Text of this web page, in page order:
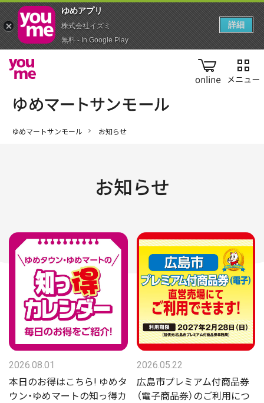
online
ゆめマートサンモール お知らせ
お知らせ
2026.08.01
本日のお得はこちら! ゆめタ
ウン・ゆめマートの知っ得カ
2026.05.22
広島市プレミアム付商品券
（電子商品券）のご利用につ
ゆめアプ‪リ‬
株式会社イズミ
無料 - In Google Play
詳細